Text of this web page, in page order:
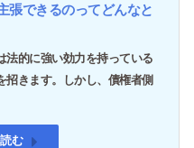
張できるのってどんなと
法的に強い効力を持っている
招きます。しかし、債権者側
む